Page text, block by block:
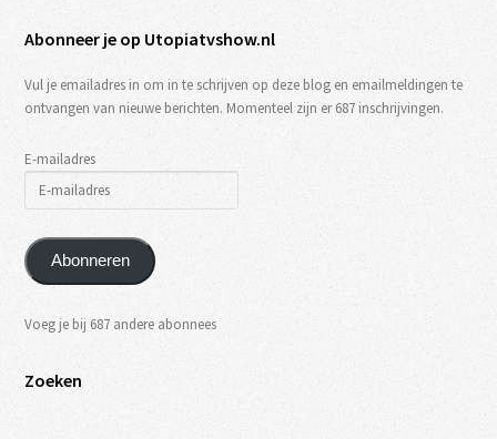
Abonneer je op Utopiatvshow.nl
Vul je emailadres in om in te schrijven op deze blog en emailmeldingen te
ontvangen van nieuwe berichten. Momenteel zijn er 687 inschrijvingen.
E-mailadres
Abonneren
Voeg je bij 687 andere abonnees
Zoeken